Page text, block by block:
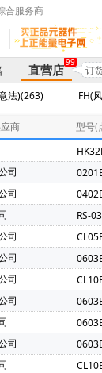
合服务商
直营店
99
订
法)(263) FH(
TI(德州仪器)(5)
SPANSION(飞索)(3)
YAGEO(国巨)(2)
OTAX
TENTA(天泰)(1)
商 型号(
司
司
RS-
司
司
司
司
司